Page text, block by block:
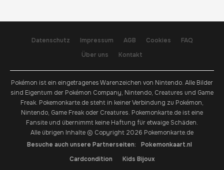
Datenschutz Impressum AGB Cookies
FAQ
Über uns
Kontakt
Pokémon ist ein eingetragenes Warenzeichen von Nintendo. Alle Bilder
sind Eigentum der Pokémon Company, Nintendo, Creatures und Game
Freak. Pokemonkarte.de steht in keiner Verbindung zu Pokémon,
Nintendo, Game Freak oder Creatures. Pokemonkarte.de ist eine
Fansite und übernimmt keine Haftung für etwaige Schäden.
Alle übrigen Inhalte © Copyright 2026 Pokemonkarte.de
Besuche auch unsere Partnerseiten:
Pokemonkaart.nl
Cardcondition
Kids Bijoux